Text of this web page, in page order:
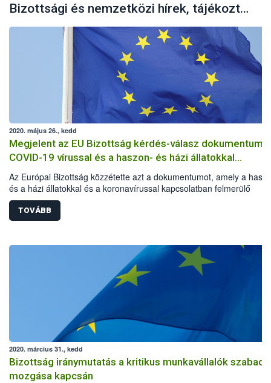
Bizottsági és nemzetközi hírek, tájékoztatók
2020. május 26., kedd
Megjelent az EU Bizottság kérdés-válasz dokumentuma
COVID-19 vírussal és a haszon- és házi állatokkal
kapcsolatban
Az Európai Bizottság közzétette azt a dokumentumot, amely a
és a házi állatokkal és a koronavírussal kapcsolatban felmerülő
kérdéseket és az azokra adandó válaszokat tartalmazza.
TOVÁBB
2020. március 31., kedd
Bizottság iránymutatás a kritikus munkavállalók szabad
mozgása kapcsán